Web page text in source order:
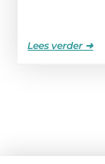
Lees verder ➜